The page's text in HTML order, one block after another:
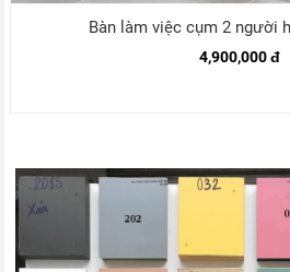
Bàn làm việc cụm 2 người
4,900,000 đ